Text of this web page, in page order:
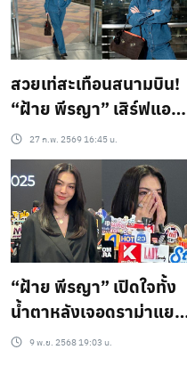
สวยเท่สะเทือนสนามบิน!
“ฝ้าย พีรญา” เสิร์ฟแอร์
พอร์ตลุคส์ยีนส์ทั้งตัว
27 ก.พ. 2569 16:45 น.
“ฝ้าย พีรญา” เปิดใจทั้ง
น้ำตาหลังเจอดราม่าแยก
คู่ ยันไม่เคยทะเลาะ ไม่เคย
9 พ.ย. 2568 19:03 น.